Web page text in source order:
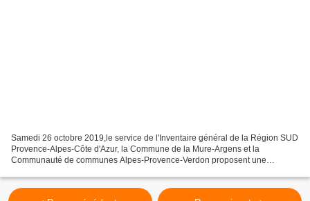
Samedi 26 octobre 2019,le service de l'Inventaire général de la Région SUD
Provence-Alpes-Côte d'Azur, la Commune de la Mure-Argens et la
Communauté de communes Alpes-Provence-Verdon proposent une